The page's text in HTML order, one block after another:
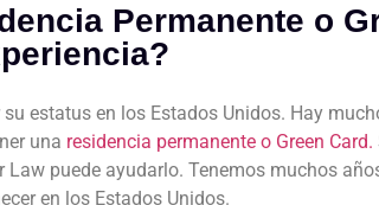
Permanente o
estatus en los Estados Unidos. Hay
una residencia permanente o Green Card.
puede ayudarlo. Tenemos muchos
en los Estados Unidos.